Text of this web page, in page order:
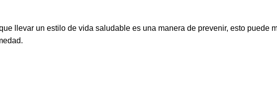
llevar un estilo de vida saludable es una manera de prevenir, esto puede